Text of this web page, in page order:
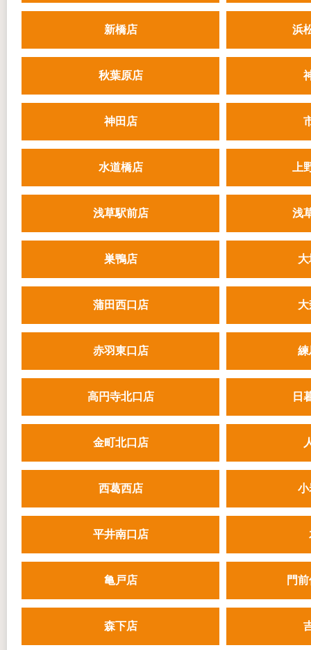
新橋店 浜
秋葉原店
神田店
水道橋店 上
浅草駅前店 浅
巣鴨店
蒲田西口店
赤羽東口店 練
高円寺北口店 日
金町北口店
西葛西店 小
平井南口店
亀戸店 門
森下店